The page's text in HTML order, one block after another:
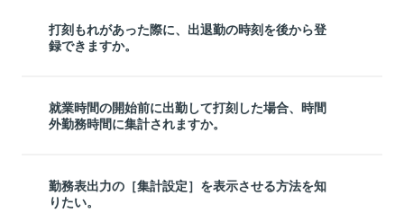
打刻もれがあった際に、出退勤の時刻を後から登
録できますか。
就業時間の開始前に出勤して打刻した場合、時間
外勤務時間に集計されますか。
勤務表出力の［集計設定］を表示させる方法を知
りたい。